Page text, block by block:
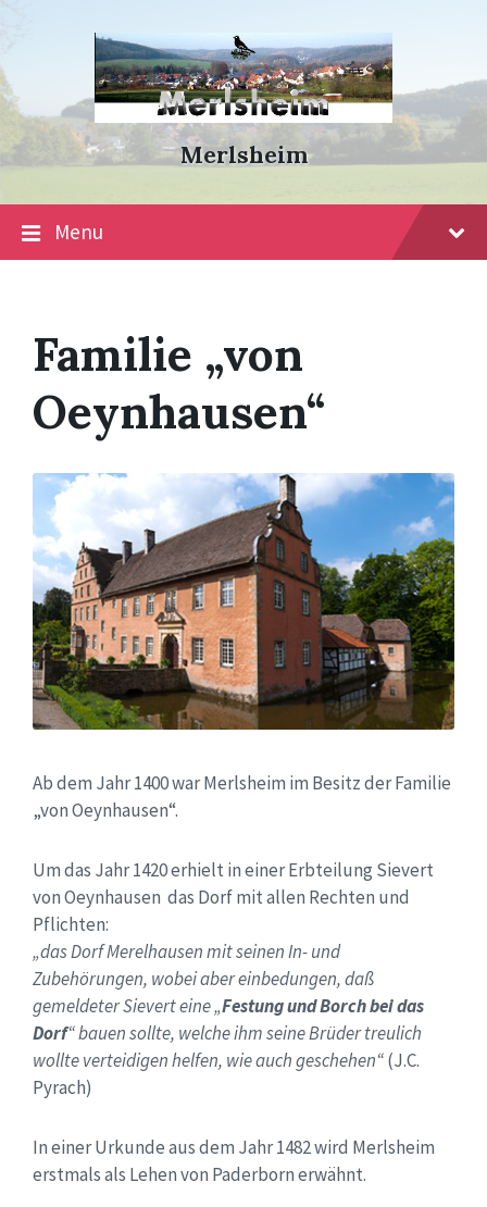
navigation
Merlsheim
Menu
Familie „von
Oeynhausen“
Ab dem Jahr 1400 war Merlsheim im Besitz der Familie
„von Oeynhausen“.
Um das Jahr 1420 erhielt in einer Erbteilung Sievert
von Oeynhausen das Dorf mit allen Rechten und
Pflichten:
„das Dorf Merelhausen mit seinen In- und
Zubehörungen, wobei aber einbedungen, daß
gemeldeter Sievert eine „Festung und Borch bei das
Dorf“ bauen sollte, welche ihm seine Brüder treulich
wollte verteidigen helfen, wie auch geschehen“(J.C.
Pyrach)
In einer Urkunde aus dem Jahr 1482 wird Merlsheim
erstmals als Lehen von Paderborn erwähnt.